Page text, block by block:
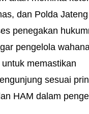
dan Polda Jateng
penegakan
pengelola
memastikan
sesuai
HAM dalam